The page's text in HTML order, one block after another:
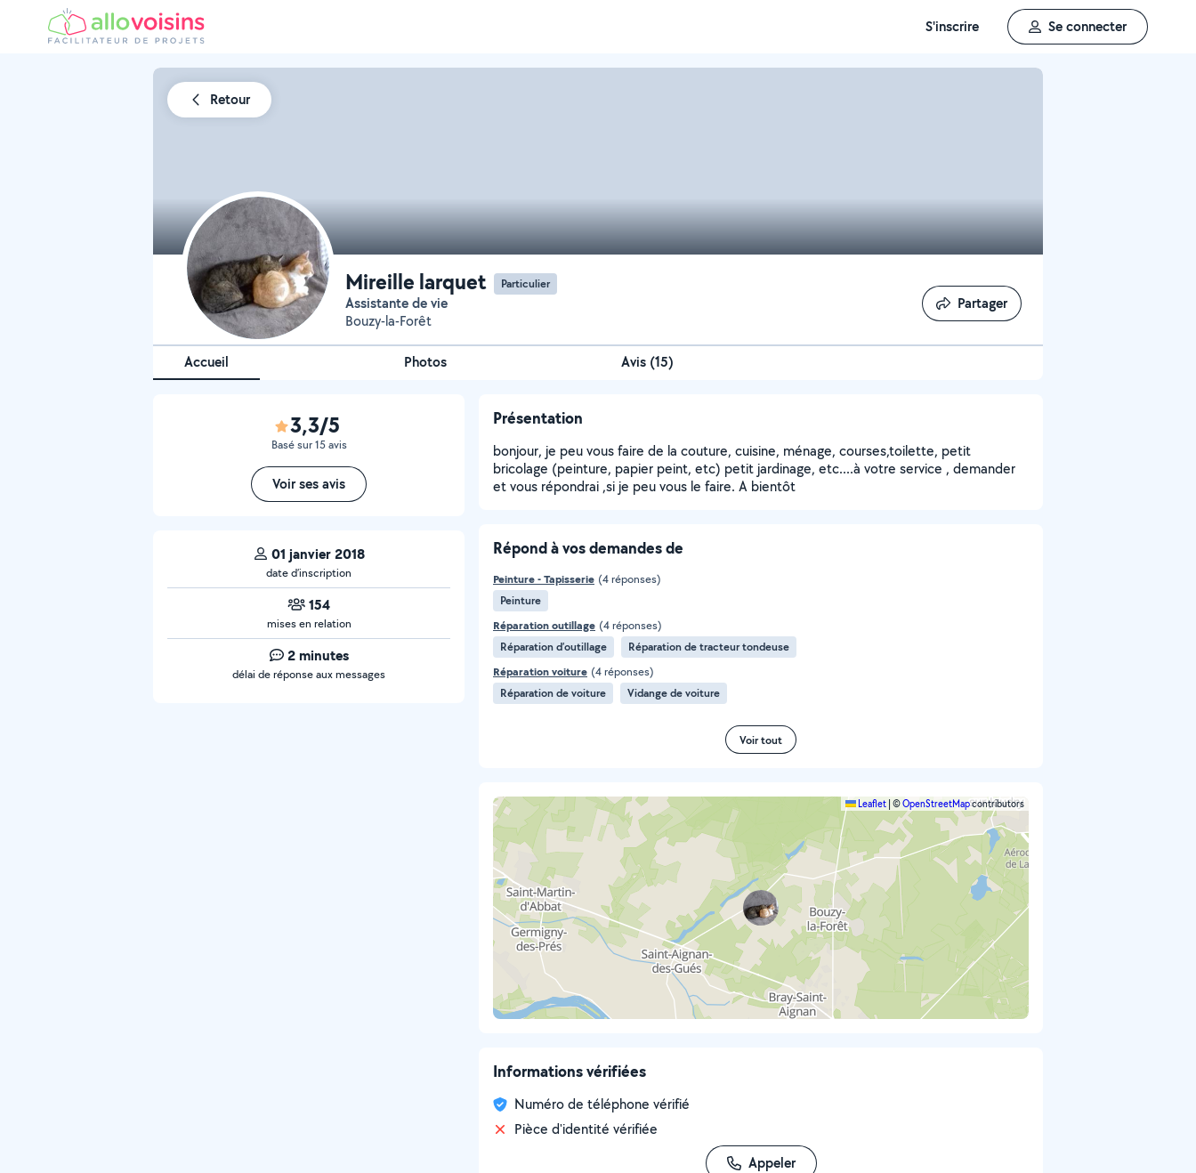
S'inscrire Se connecter
Retour
Mireille larquet Particulier
assistante de vie
Bouzy-la-Forêt
Partager
Partager
Accueil Photos Avis (15)
3,3/5
Basé sur 15 avis
Voir ses avis
01 janvier 2018
date d’inscription
154
mises en relation
2 minutes
délai de réponse aux messages
Présentation
bonjour, je peu vous faire de la couture, cuisine, ménage, courses,toilette, petit
bricolage (peinture, papier peint, etc) petit jardinage, etc....à votre service , demander
et vous répondrai ,si je peu vous le faire. A bientôt
Répond à vos demandes de
Peinture - Tapisserie (4 réponses)
Peinture
Réparation outillage (4 réponses)
Réparation d’outillage
Réparation de tracteur tondeuse
Réparation voiture (4 réponses)
Réparation de voiture
Vidange de voiture
Voir tout
Leaflet ©OpenStreetMapcontributors
Informations vérifiées
Numéro de téléphone vérifié
Pièce d'identité vérifiée
Appeler